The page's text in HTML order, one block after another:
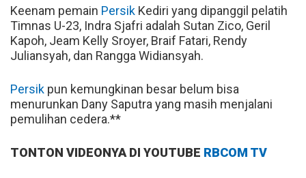
Keenam pemain Persik Kediri yang dipanggil pelatih
Timnas U-23, Indra Sjafri adalah Sutan Zico, Geril
Kapoh, Jeam Kelly Sroyer, Braif Fatari, Rendy
Juliansyah, dan Rangga Widiansyah.
Persik pun kemungkinan besar belum bisa
menurunkan Dany Saputra yang masih menjalani
pemulihan cedera.**
TONTON VIDEONYA DI YOUTUBE RBCOM TV